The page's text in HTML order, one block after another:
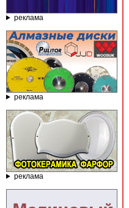
реклама
реклама
реклама